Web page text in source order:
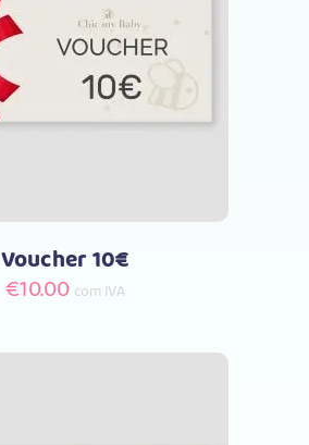
Comprar
Voucher 10€
€10.00 com IVA